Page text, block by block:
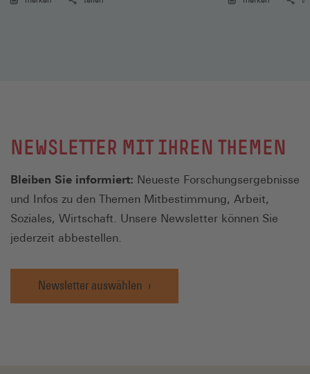
NEWSLETTER MIT IHREN THEMEN
Bleiben Sie informiert: Neueste Forschungsergebnisse
und Infos zu den Themen Mitbestimmung, Arbeit,
Soziales, Wirtschaft. Unsere Newsletter können Sie
jederzeit abbestellen.
Newsletter auswählen